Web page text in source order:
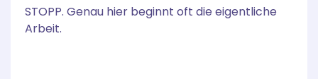
STOPP. Genau hier beginnt oft die eigentliche
Arbeit.